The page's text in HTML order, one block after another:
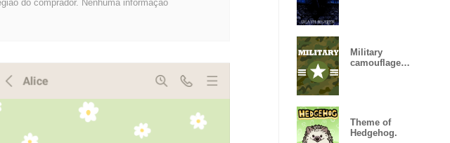
do comprador. Nenhuma informação
Military
camouflage
Theme of
Hedgehog.